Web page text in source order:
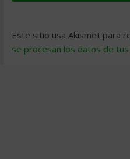
Este sitio usa Akismet para
se procesan los datos de